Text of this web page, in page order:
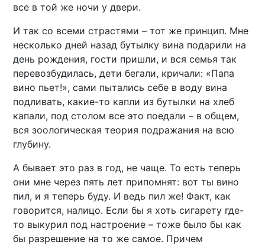
все в той же ночи у двери.
И так со всеми страстями – тот же принцип. Мне
несколько дней назад бутылку вина подарили на
день рождения, гости пришли, и вся семья так
перевозбудилась, дети бегали, кричали: «Папа
вино пьет!», сами пытались себе в воду вина
подливать, какие-то капли из бутылки на хлеб
капали, под столом все это поедали – в общем,
вся зоологическая теория подражания на всю
глубину.
А бывает это раз в год, не чаще. То есть теперь
они мне через пять лет припомнят: вот ты вино
пил, и я теперь буду. И ведь пил же! Факт, как
говорится, налицо. Если бы я хоть сигарету где-
то выкурил под настроение – тоже было бы как
бы разрешение на то же самое. Причем